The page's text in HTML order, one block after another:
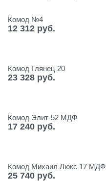
Комод №4
12 312 руб.
Комод Глянец 20
23 328 руб.
Комод Элит-52 МДФ
17 240 руб.
Комод Михаил Люкс 17 МДФ
25 740 руб.